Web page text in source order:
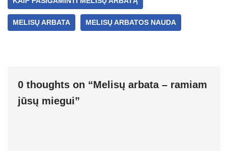
MELISŲ ARBATA MELISŲ ARBATOS NAUDA
0 thoughts on “Melisų arbata – ramiam
jūsų miegui”